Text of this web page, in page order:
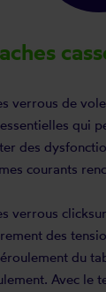
verrous de
qui
des
courants
verrous
des
du
Avec le